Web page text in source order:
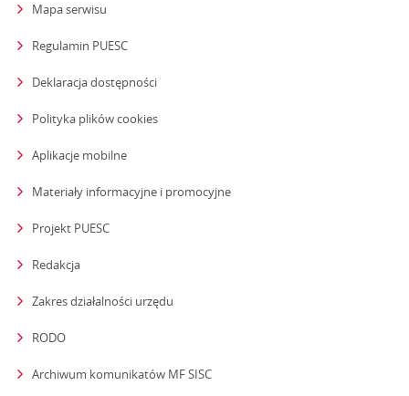
Mapa serwisu
Regulamin PUESC
Deklaracja dostępności
Polityka plików cookies
Aplikacje mobilne
Materiały informacyjne i promocyjne
Projekt PUESC
Redakcja
Zakres działalności urzędu
RODO
Archiwum komunikatów MF SISC